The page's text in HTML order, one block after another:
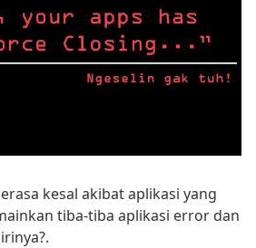
kesal akibat aplikasi yang
tiba-tiba aplikasi error dan